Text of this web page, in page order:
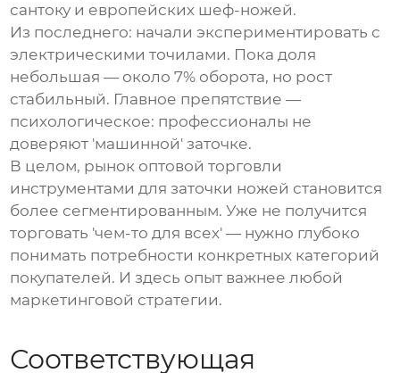
сантоку и европейских шеф-ножей.
Из последнего: начали экспериментировать с
электрическими точилами. Пока доля
небольшая — около 7% оборота, но рост
стабильный. Главное препятствие —
психологическое: профессионалы не
доверяют 'машинной' заточке.
В целом, рынок оптовой торговли
инструментами для заточки ножей становится
более сегментированным. Уже не получится
торговать 'чем-то для всех' — нужно глубоко
понимать потребности конкретных категорий
покупателей. И здесь опыт важнее любой
маркетинговой стратегии.
Соответствующая